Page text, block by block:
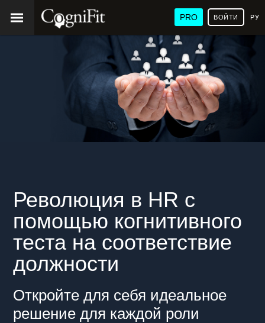
PRO ВОЙТИ
Революция в HR с
помощью когнитивного
теста на соответствие
должности
Откройте для себя идеальное
решение для каждой роли